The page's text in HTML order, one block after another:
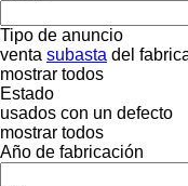
Tipo de anuncio
venta subasta del
mostrar todos
Estado
usados con un defecto
mostrar todos
Año de fabricación